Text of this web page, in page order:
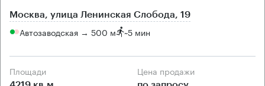
Москва, улица Ленинская Слобода, 19
Автозаводская → 500 м ~5 мин
Площади Цена продажи